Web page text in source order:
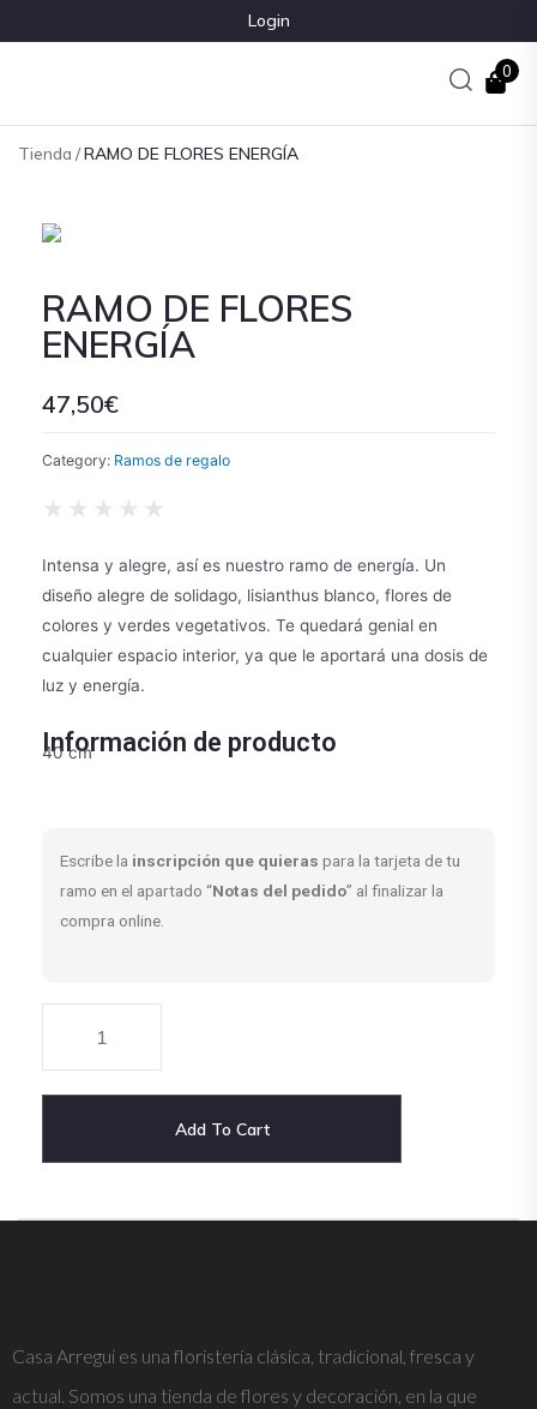
Login
0
Tienda /RAMO DE FLORES ENERGÍA
RAMO DE FLORES
ENERGÍA
47,50€
Category: Ramos de regalo
★ ★ ★ ★ ★
Intensa y alegre, así es nuestro ramo de energía. Un
diseño alegre de solidago, lisianthus blanco, flores de
colores y verdes vegetativos. Te quedará genial en
cualquier espacio interior, ya que le aportará una dosis de
luz y energía.
Información de producto
40 cm
Escribe la inscripción que quieras para la tarjeta de tu
ramo en el apartado “Notas del pedido” al finalizar la
compra online.
Add To Cart
Casa Arregui es una floristería clásica, tradicional, fresca y
actual. Somos una tienda de flores y decoración, en la que